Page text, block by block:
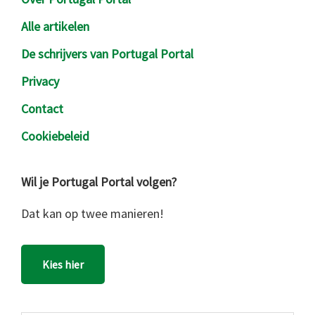
Alle artikelen
De schrijvers van Portugal Portal
Privacy
Contact
Cookiebeleid
Wil je Portugal Portal volgen?
Dat kan op twee manieren!
Kies hier